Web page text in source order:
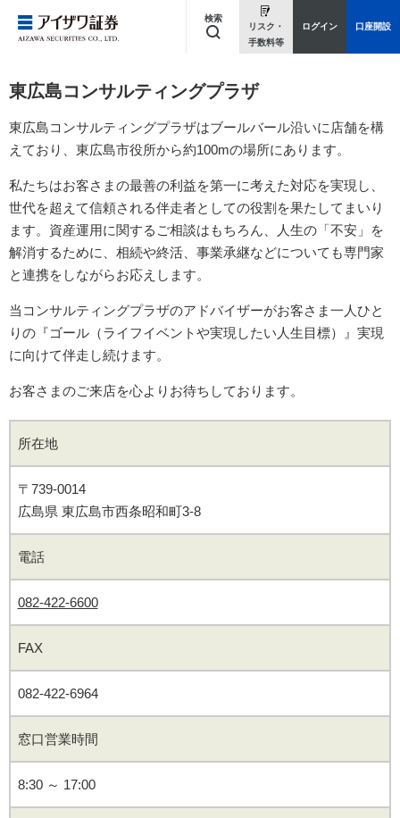
検索
キーワードを入力してください
リスク・
手数料等
ログイン 口座開設
東広島コンサルティングプラザ
東広島コンサルティングプラザはブールバール沿いに店舗を構
えており、東広島市役所から約100mの場所にあります。
私たちはお客さまの最善の利益を第一に考えた対応を実現し、
世代を超えて信頼される伴走者としての役割を果たしてまいり
ます。資産運用に関するご相談はもちろん、人生の「不安」を
解消するために、相続や終活、事業承継などについても専門家
と連携をしながらお応えします。
当コンサルティングプラザのアドバイザーがお客さま一人ひと
りの『ゴール（ライフイベントや実現したい人生目標）』実現
に向けて伴走し続けます。
お客さまのご来店を心よりお待ちしております。
所在地
〒739-0014
広島県 東広島市西条昭和町3-8
電話
082-422-6600
FAX
082-422-6964
窓口営業時間
8:30 ～ 17:00